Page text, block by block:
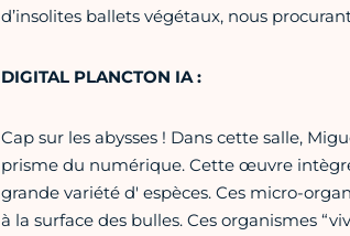
d’insolites ballets végétaux, nous
DIGITAL PLANCTON IA :
Cap sur les abysses ! Dans cette salle,
prisme du numérique. Cette œuvre
grande variété d' espèces. Ces micro-
à la surface des bulles. Ces organismes